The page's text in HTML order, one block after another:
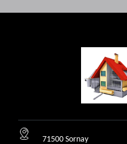
71500 Sornay